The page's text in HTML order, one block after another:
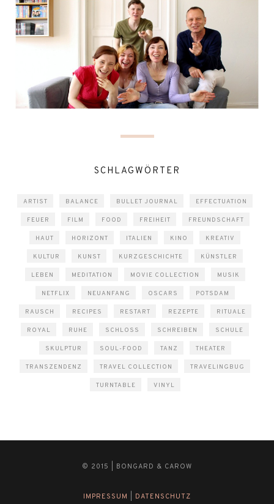
SCHLAGWÖRTER
ARTIST BALANCE BULLET JOURNAL EFFECTUATION
FEUER FILM FOOD FREIHEIT FREUNDSCHAFT
HAUT HORIZONT ITALIEN KINO KREATIV
KULTUR KUNST KURZGESCHICHTE KÜNSTLER
LEBEN MEDITATION MOVIE COLLECTION MUSIK
NETFLIX NEUANFANG OSCARS POTSDAM
RAUSCH RECIPES RESTART REZEPTE RITUALE
ROYAL RUHE SCHLOSS SCHREIBEN SCHULE
SKULPTUR SOUL-FOOD TANZ THEATER
TRANSZENDENZ TRAVEL COLLECTION TRAVELINGBUG
TURNTABLE VINYL
© 2015 | BONGARD & CAROW
IMPRESSUM DATENSCHUTZ